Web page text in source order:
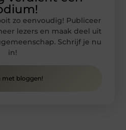
zo eenvoudig! Publiceer
lezers en maak deel uit
Schrijf je nu
in!
met bloggen!